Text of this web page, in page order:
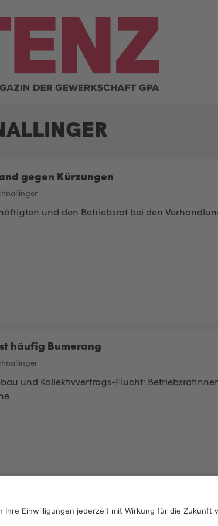
gegen Kürzungen
und den Betriebsrat bei den
häufig Bumerang
und Kollektivvertrags-Flucht: